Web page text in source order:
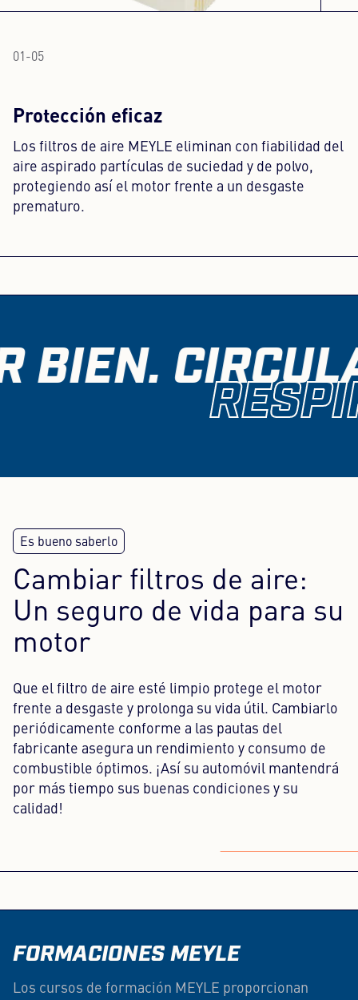
01 -05
Protección eficaz
Los filtros de aire MEYLE eliminan con fiabilidad del
aire aspirado partículas de suciedad y de polvo,
protegiendo así el motor frente a un desgaste
prematuro.
BIEN.
Cambiar filtros de aire:
Un seguro de vida para su
motor
Que el filtro de aire esté limpio protege el motor
frente a desgaste y prolonga su vida útil. Cambiarlo
periódicamente conforme a las pautas del
fabricante asegura un rendimiento y consumo de
combustible óptimos. ¡Así su automóvil mantendrá
por más tiempo sus buenas condiciones y su
calidad!
FORMACIONES MEYLE
Los cursos de formación MEYLE proporcionan